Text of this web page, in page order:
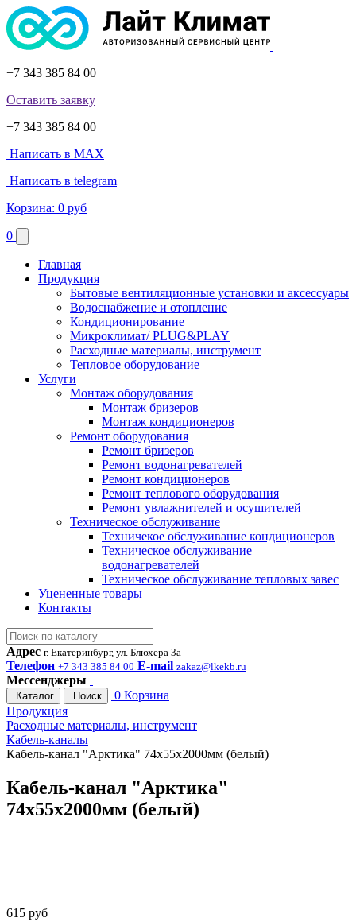
+7 343 385 84 00
Оставить заявку
+7 343 385 84 00
Написать в MAX
Написать в telegram
Корзина: 0 руб
0
Главная
Продукция
Бытовые вентиляционные установки и аксессуары
Водоснабжение и отопление
Кондиционирование
Микроклимат/ PLUG&PLAY
Расходные материалы, инструмент
Тепловое оборудование
Услуги
Монтаж оборудования
Монтаж бризеров
Монтаж кондиционеров
Ремонт оборудования
Ремонт бризеров
Ремонт водонагревателей
Ремонт кондиционеров
Ремонт теплового оборудования
Ремонт увлажнителей и осушителей
Техническое обслуживание
Техничекое обслуживание кондиционеров
Техническое обслуживание
водонагревателей
Техническое обслуживание тепловых завес
Уцененные товары
Контакты
Адрес г. Екатеринбург, ул. Блюхера 3а
Телефон +7 343 385 84 00 E-mail zakaz@lkekb.ru
Мессенджеры
Каталог Поиск 0 Корзина
Продукция
Расходные материалы, инструмент
Кабель-каналы
Кабель-канал "Арктика" 74х55х2000мм (белый)
Кабель-канал "Арктика"
74х55х2000мм (белый)
615 руб